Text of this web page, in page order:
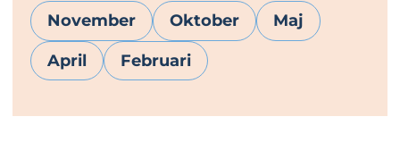
November
Oktober Maj
April Februari